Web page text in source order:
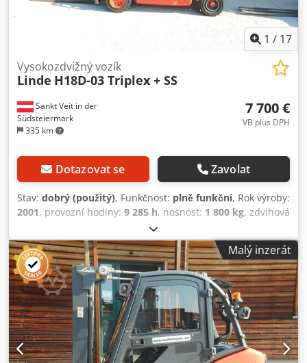
1 / 17
Sankt Veit in der
Südsteiermark
335 km
Vysokozdvižný vozík
Linde H18D-03 Triplex + SS
7 700 €
VB plus DPH
Dotazovat se Zavolat
Stav: dobrý (použitý), Funkčnost: plně funkční, Rok výroby:
2001, provozní hodiny: 9 285 h, nosnost: 1 800 kg, zdvihová
nafta
výkon:27 kW (36,71 k), celková výška:2 120 mm, Vybavení:
boční posuv, osvětlení, Dieselový vysokozdvižný vozík
LINDE H18D-03 Dedpfxjzr Ibdo Acaekr Rok výroby: 2001
Podle počítadla: 9 285 provozních hodin Nosnost: 1,8 tuny
Stavební výška: 2,12 metru Výška zdvihu: 4,60 metru Motor:
27 kW, značky VW - Trojitý volnězdvižný stožár - Boční
posuv - Pracovní světlomet - Vozík v dobrém stavu - Ihned
připraven k použití - Dobré pneumatiky Prodejní cena: 7
700,– Kč (bez DPH) Možnost levné dopravy!
Malý inzerát